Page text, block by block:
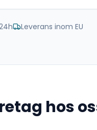
Leverans inom EU
hos